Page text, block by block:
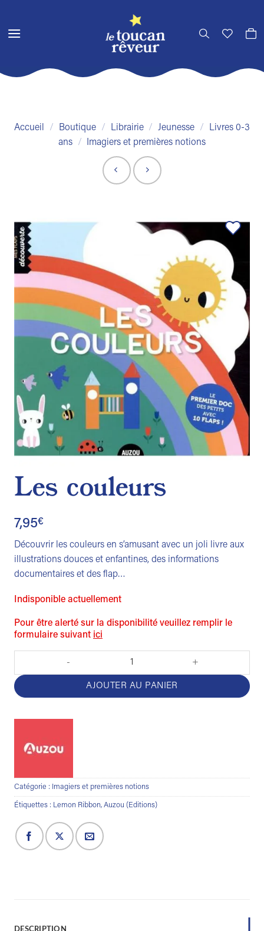
contenu
Accueil / Boutique / Librairie / Jeunesse /
Livres 0-3
ans
/ Imagiers et premières notions
Ajouter
à la liste
souhaits
Les couleurs
7,95€
Découvrir les couleurs en s’amusant avec un joli livre aux
illustrations douces et enfantines, des informations
documentaires et des flap…
Indisponible actuellement
Pour être alerté sur la disponibilité veuillez remplir le
formulaire suivant ici
AJOUTER AU PANIER
Catégorie : Imagiers et premières notions
Étiquettes : Lemon Ribbon, Auzou (Editions)
DESCRIPTION